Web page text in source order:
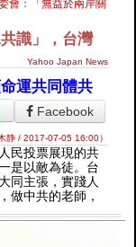
識」，台灣
Yahoo Japan News
運共同體共
Facebook
静 / 2017-07-05 16:00）
民投票展現的共
是以敵為徒。台
同主張，實踐人
做中共的老師，